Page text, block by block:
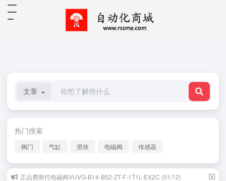
文章
热门搜索
阀门 气缸 滑块 电磁阀 传感器
正品费斯托电磁阀VUVG-B14-B52-ZT-F-1T1L-EX2C (01/12)